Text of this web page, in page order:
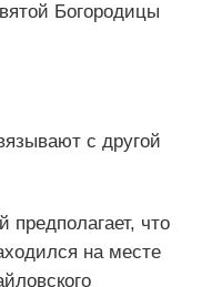
Богородицы
с другой
предполагает, что
на месте